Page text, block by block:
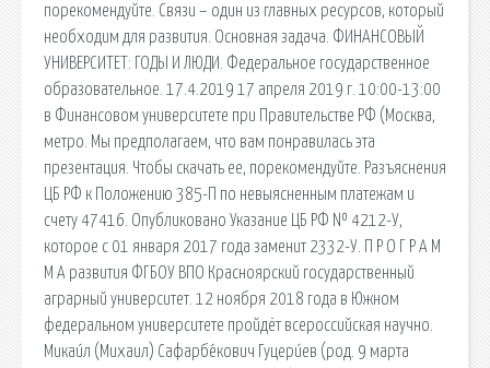
порекомендуйте. Связи – один из главных ресурсов, который
необходим для развития. Основная задача. ФИНАНСОВЫЙ
УНИВЕРСИТЕТ: ГОДЫ И ЛЮДИ. Федеральное государственное
образовательное. 17.4.2019 17 апреля 2019 г. 10:00-13:00
в Финансовом университете при Правительстве РФ (Москва,
метро. Мы предполагаем, что вам понравилась эта
презентация. Чтобы скачать ее, порекомендуйте. Разъяснения
ЦБ РФ к Положению 385-П по невыясненным платежам и
счету 47416. Опубликовано Указание ЦБ РФ № 4212-У,
которое с 01 января 2017 года заменит 2332-У. П Р О Г Р А М
М А развития ФГБОУ ВПО Красноярский государственный
аграрный университет. 12 ноября 2018 года в Южном
федеральном университете пройдёт всероссийская научно.
Микаи́л (Михаил) Сафарбе́кович Гуцери́ев (род. 9 марта